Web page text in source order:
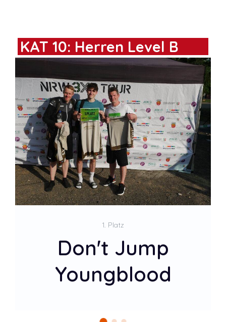
KAT 10: Herren Level B
Pack' Die Fritten
In Die Tüte
2. Platz